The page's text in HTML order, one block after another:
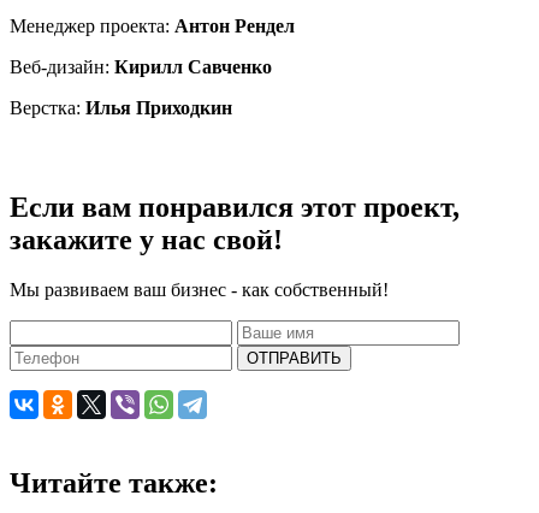
Менеджер проекта: Антон Рендел
Веб-дизайн: Кирилл Савченко
Верстка: Илья Приходкин
Если вам понравился этот проект,
закажите у нас свой!
Мы развиваем ваш бизнес - как собственный!
ОТПРАВИТЬ
Читайте также: